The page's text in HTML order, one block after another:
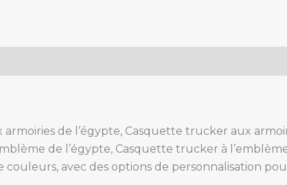
de l’égypte, Casquette trucker aux
de l’égypte, Casquette trucker à
avec des options de personnalisation